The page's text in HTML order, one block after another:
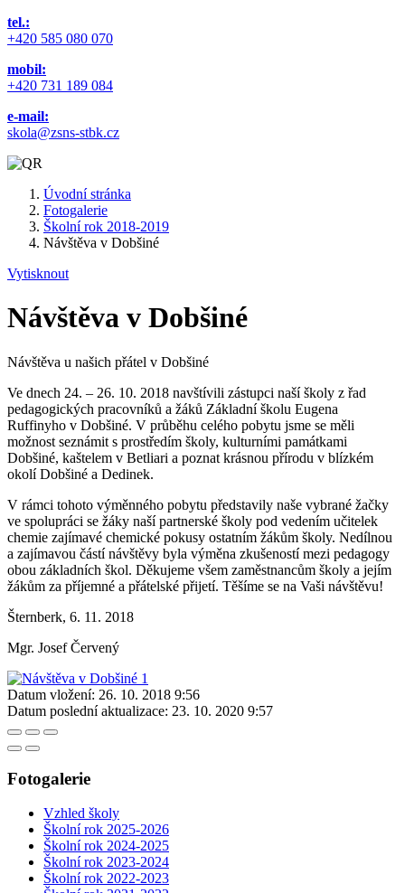
tel.:
+420 585 080 070
mobil:
+420 731 189 084
e-mail:
skola@zsns-stbk.cz
Úvodní stránka
Fotogalerie
Školní rok 2018-2019
Návštěva v Dobšiné
Vytisknout
Návštěva v Dobšiné
Návštěva u našich přátel v Dobšiné
Ve dnech 24. – 26. 10. 2018 navštívili zástupci naší školy z řad
pedagogických pracovníků a žáků Základní školu Eugena
Ruffinyho v Dobšiné. V průběhu celého pobytu jsme se měli
možnost seznámit s prostředím školy, kulturními památkami
Dobšiné, kaštelem v Betliari a poznat krásnou přírodu v blízkém
okolí Dobšiné a Dedinek.
V rámci tohoto výměnného pobytu představily naše vybrané žačky
ve spolupráci se žáky naší partnerské školy pod vedením učitelek
chemie zajímavé chemické pokusy ostatním žákům školy. Nedílnou
a zajímavou částí návštěvy byla výměna zkušeností mezi pedagogy
obou základních škol. Děkujeme všem zaměstnancům školy a jejím
žákům za příjemné a přátelské přijetí. Těšíme se na Vaši návštěvu!
Šternberk, 6. 11. 2018
Mgr. Josef Červený
Datum vložení: 26. 10. 2018 9:56
Datum poslední aktualizace: 23. 10. 2020 9:57
Fotogalerie
Vzhled školy
Školní rok 2025-2026
Školní rok 2024-2025
Školní rok 2023-2024
Školní rok 2022-2023